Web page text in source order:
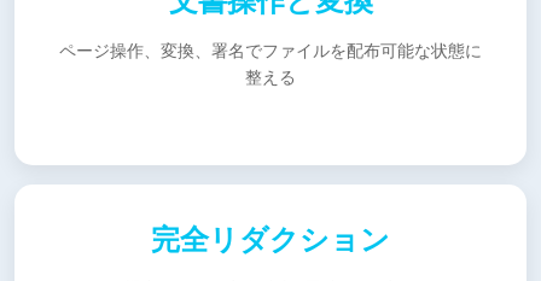
ページ操作、変換、署名でファイルを配布可能な状態に
整える
完全リダクション